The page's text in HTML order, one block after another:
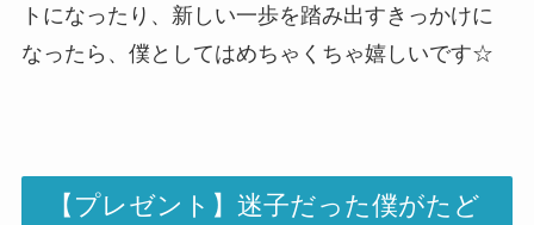
トになったり、新しい一歩を踏み出すきっかけに
なったら、僕としてはめちゃくちゃ嬉しいです☆
【プレゼント】迷子だった僕がたど